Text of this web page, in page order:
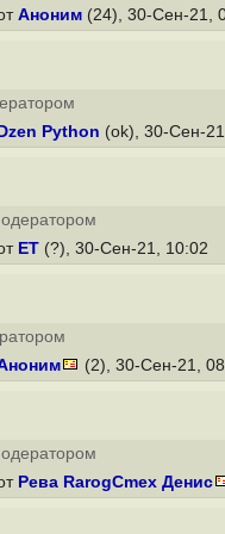
Аноним (24), 30-Сен-21,
Dzen Python (ok), 30-Сен-
ET (?), 30-Сен-21, 10:02
(2), 30-Сен-21,
Рева RarogCmex Денис